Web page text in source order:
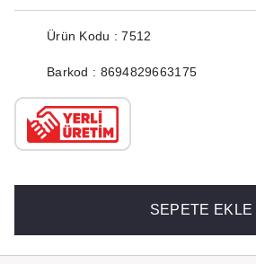
Ürün Kodu : 7512
Barkod : 8694829663175
SEPETE EKLE